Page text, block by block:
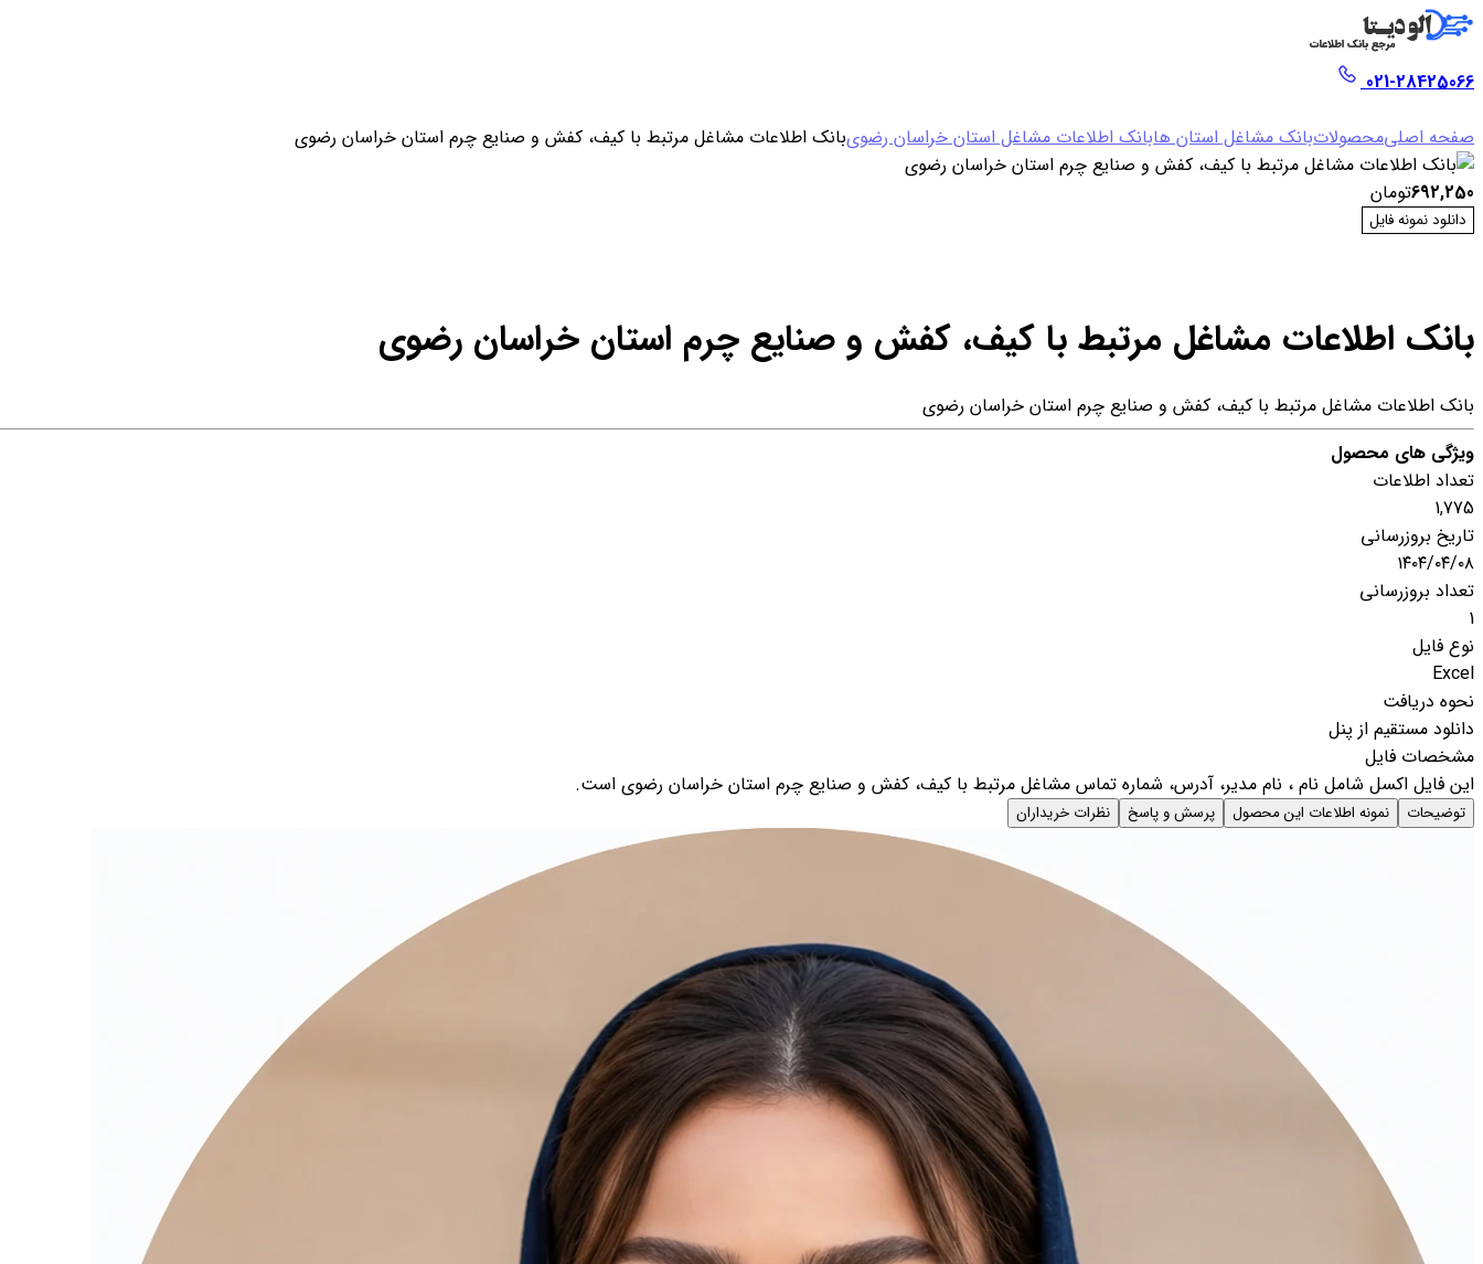
021-28425066
صفحه اصلیمحصولاتبانک مشاغل استان هابانک اطلاعات مشاغل استان خراسان رضویبانک اطلاعات مشاغل مرتبط با كيف، كفش و صنايع چرم استان خراسان رضوی
692,250تومان
دانلود نمونه فایل
بانک اطلاعات مشاغل مرتبط با كيف، كفش و صنايع چرم استان خراسان رضوی
بانک اطلاعات مشاغل مرتبط با كيف، كفش و صنايع چرم استان خراسان رضوی
ویژگی های محصول
تعداد اطلاعات
1,775
تاریخ بروزرسانی
۱۴۰۴/۰۴/۰۸
تعداد بروزرسانی
1
نوع فایل
Excel
نحوه دریافت
دانلود مستقیم از پنل
مشخصات فایل
این فایل اکسل شامل نام ، نام مدیر، آدرس، شماره تماس مشاغل مرتبط با كيف، كفش و صنايع چرم استان خراسان رضوی است.
توضیحات نمونه اطلاعات این محصول پرسش و پاسخ نظرات خریداران